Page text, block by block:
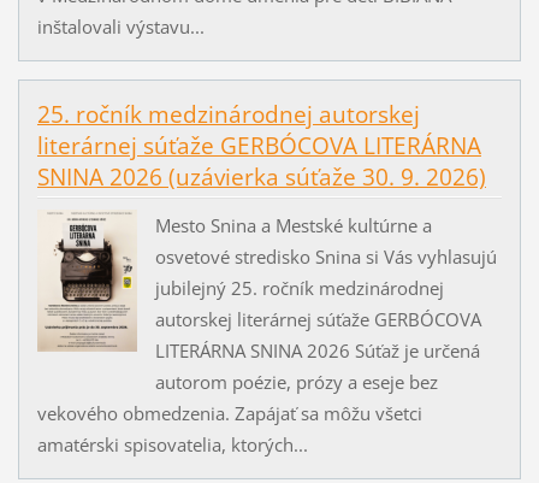
inštalovali výstavu...
25. ročník medzinárodnej autorskej
literárnej súťaže GERBÓCOVA LITERÁRNA
SNINA 2026 (uzávierka súťaže 30. 9. 2026)
Mesto Snina a Mestské kultúrne a
osvetové stredisko Snina si Vás vyhlasujú
jubilejný 25. ročník medzinárodnej
autorskej literárnej súťaže GERBÓCOVA
LITERÁRNA SNINA 2026 Súťaž je určená
autorom poézie, prózy a eseje bez
vekového obmedzenia. Zapájať sa môžu všetci
amatérski spisovatelia, ktorých...